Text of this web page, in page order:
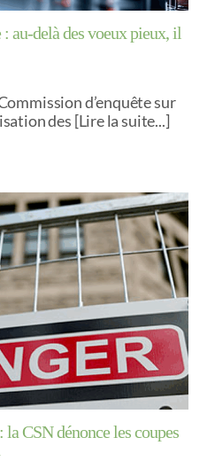
au-delà des voeux pieux, il
d’enquête sur
des [Lire la suite...]
CSN dénonce les coupes